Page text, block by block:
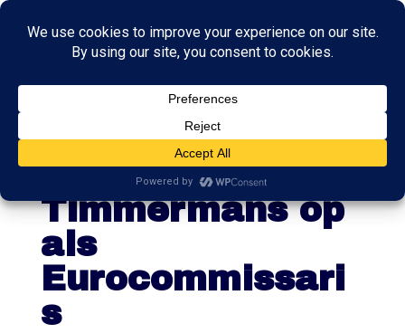
Minister
Hoekstra volgt
Timmermans op
als
Eurocommissari
s